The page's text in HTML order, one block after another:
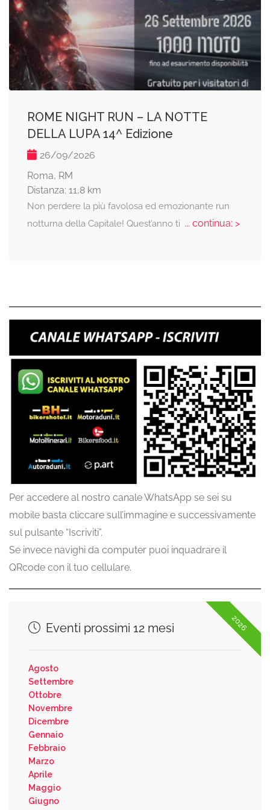
ROME NIGHT RUN – LA NOTTE
DELLA LUPA 14^ Edizione
26/09/2026
Roma, RM
Distanza: 11,8 km
Non perdere la più favolosa ed emozionante run
notturna della Capitale! Quest’anno ti ... continua: >
Per accedere al nostro canale WhatsApp se sei su
mobile basta cliccare sull’immagine e successivamente
sul pulsante “Iscriviti”.
Se invece navighi da computer puoi inquadrare il
QRcode con il tuo cellulare.
2026
Eventi prossimi 12 mesi
Agosto
Settembre
Ottobre
Novembre
Dicembre
Gennaio
Febbraio
Marzo
Aprile
Maggio
Giugno